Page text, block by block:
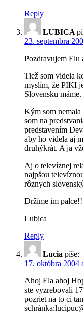
Reply
LUBICA
23. septembra
Pozdravujem Elu
Tiež som videla
myslím, že PIKI
Slovensku máme.
Kým som
som na
predstavením
aby ho videla aj
druhýkrát. A ja
Aj o televíznej
najpšou
rôznych
Držíme im
Lubica
Reply
Lucia píše:
17. októbra 2004
Ahoj Ela ahoj
ste vyzrebovali
pozriet na to ci